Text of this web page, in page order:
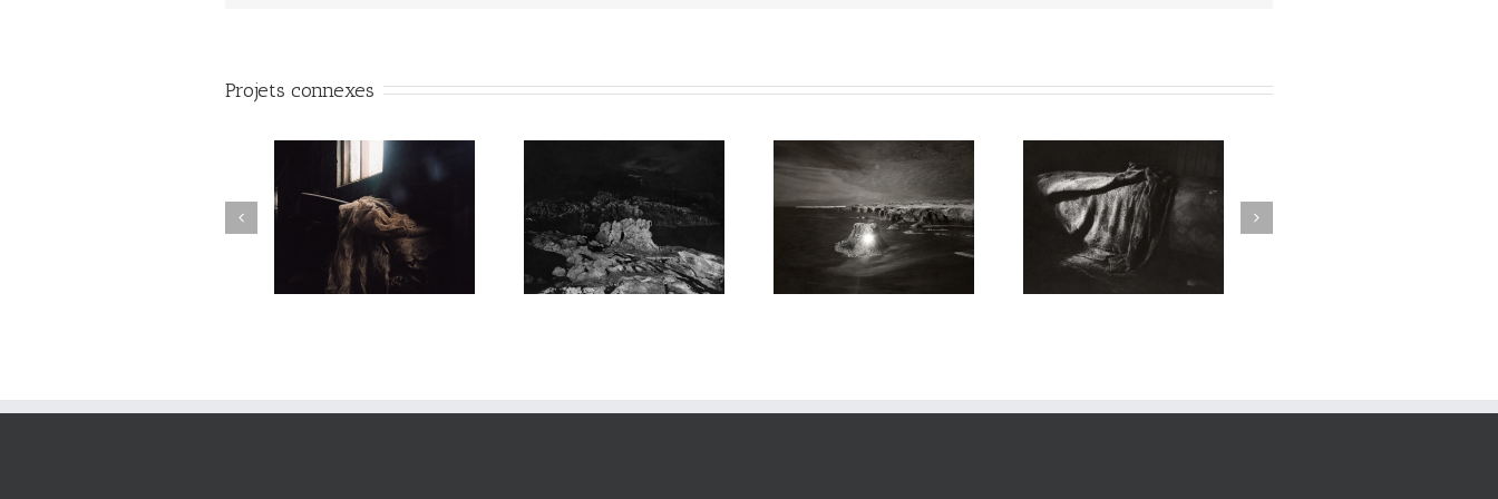
Projets connexes
Sortilège #032 Sortilege #031 sortilege#030 sortilege #029